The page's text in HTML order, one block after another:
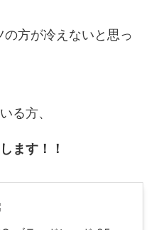
方が冷えないと思っ
る方、
ます！！